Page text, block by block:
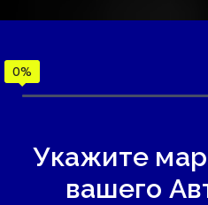
Укажите
вашего